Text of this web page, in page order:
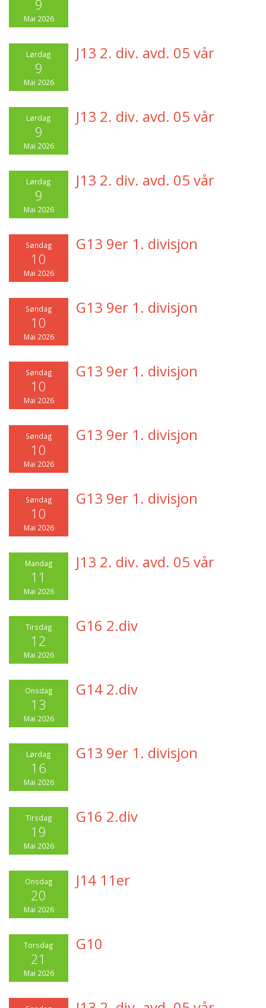
9
Mai 2026
Lørdag
9
Mai 2026
J13 2. div. avd. 05 vår
Lørdag
9
Mai 2026
J13 2. div. avd. 05 vår
Lørdag
9
Mai 2026
J13 2. div. avd. 05 vår
Søndag
10
Mai 2026
G13 9er 1. divisjon
Søndag
10
Mai 2026
G13 9er 1. divisjon
Søndag
10
Mai 2026
G13 9er 1. divisjon
Søndag
10
Mai 2026
G13 9er 1. divisjon
Søndag
10
Mai 2026
G13 9er 1. divisjon
Mandag
11
Mai 2026
J13 2. div. avd. 05 vår
Tirsdag
12
Mai 2026
G16 2.div
Onsdag
13
Mai 2026
G14 2.div
Lørdag
16
Mai 2026
G13 9er 1. divisjon
Tirsdag
19
Mai 2026
G16 2.div
Onsdag
20
Mai 2026
J14 11er
Torsdag
21
Mai 2026
G10